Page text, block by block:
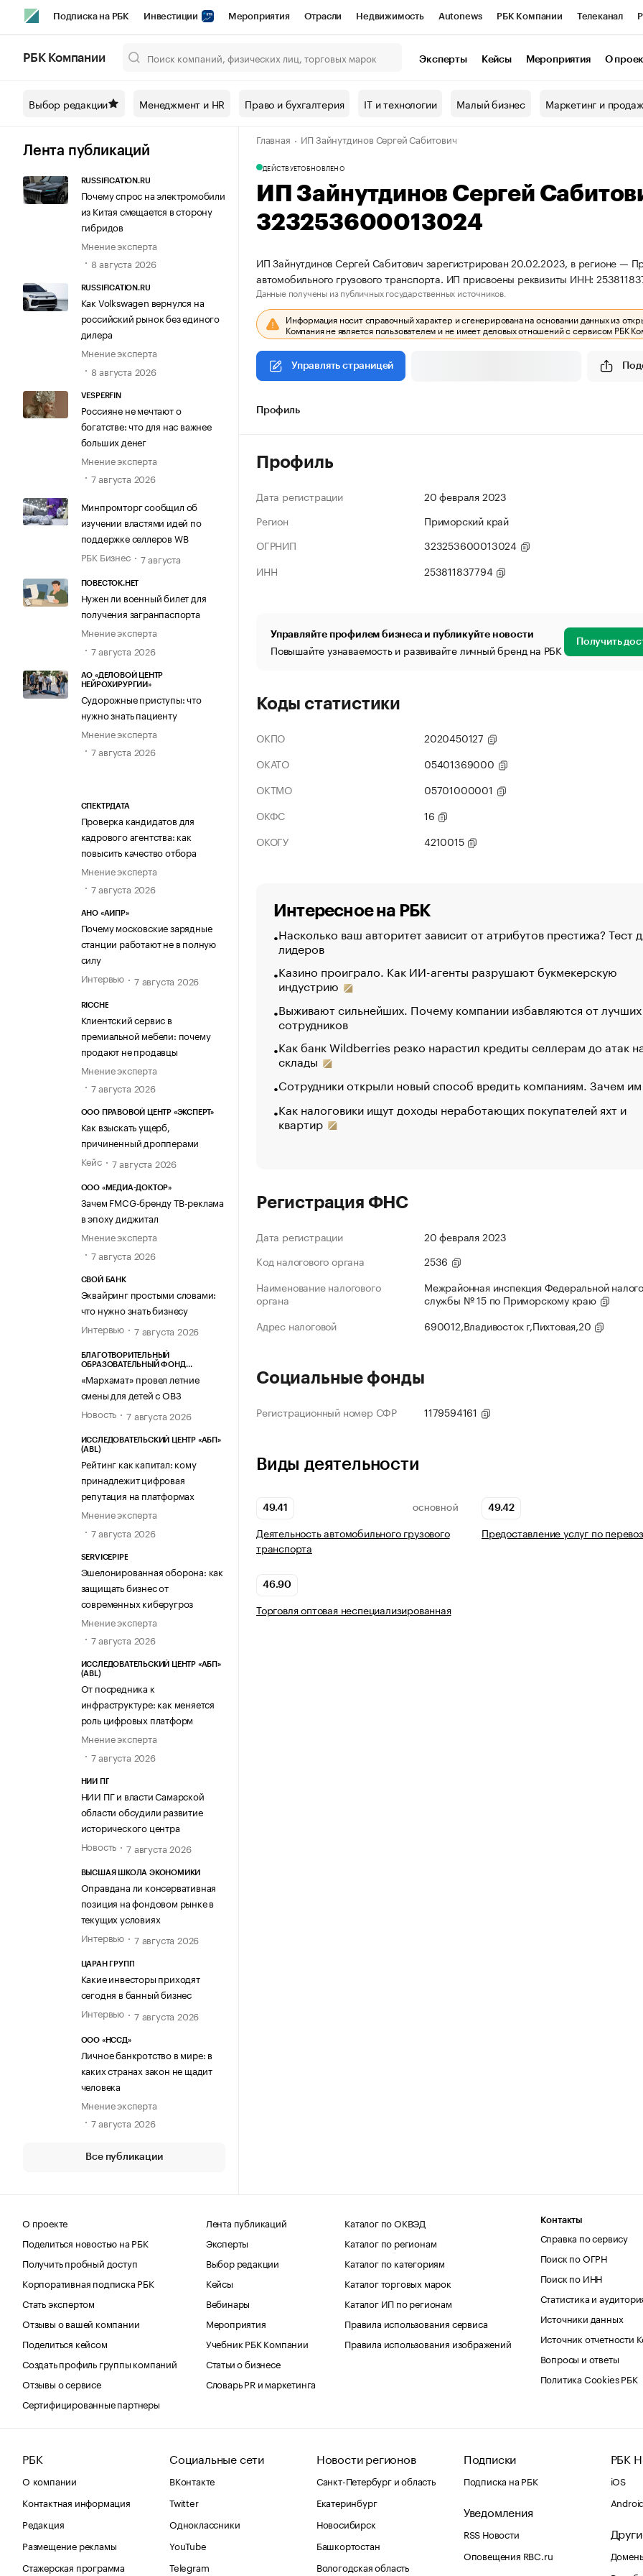
Подписка на РБК Инвестиции Мероприятия Отрасли Недвижимость Autonews РБК Компании Телеканал
Спецпроекты СПб Конференции СПб Спецпроекты Проверка контрагентов
Технологии и медиа Рынок наличной валюты
РБК Компании Эксперты Кейсы Мероприятия О
Выбор редакции Менеджмент и HR Право и бухгалтерия IT и технологии Малый бизнес Маркетинг и
Лента публикаций
RUSSIFICATION.RU
Почему спрос на электромобили
из Китая смещается в сторону
гибридов
Мнение эксперта
8 августа 2026
RUSSIFICATION.RU
Как Volkswagen вернулся на
российский рынок без единого
дилера
Мнение эксперта
8 августа 2026
VESPERFIN
Россияне не мечтают о
богатстве: что для нас важнее
больших денег
Мнение эксперта
7 августа 2026
Минпромторг сообщил об
изучении властями идей по
поддержке селлеров WB
РБК Бизнес
7 августа
ПОВЕСТОК.НЕТ
Нужен ли военный билет для
получения загранпаспорта
Мнение эксперта
7 августа 2026
АО «ДЕЛОВОЙ ЦЕНТР
НЕЙРОХИРУРГИИ»
Судорожные приступы: что
нужно знать пациенту
Мнение эксперта
7 августа 2026
СПЕКТРДАТА
Проверка кандидатов для
кадрового агентства: как
повысить качество отбора
Мнение эксперта
7 августа 2026
АНО «АИПР»
Почему московские зарядные
станции работают не в полную
силу
Интервью
7 августа 2026
RICCHE
Клиентский сервис в
премиальной мебели: почему
продают не продавцы
Мнение эксперта
7 августа 2026
ООО ПРАВОВОЙ ЦЕНТР «ЭКСПЕРТ»
Как взыскать ущерб,
причиненный дропперами
Кейс
7 августа 2026
ООО «МЕДИА-ДОКТОР»
Зачем FMCG-бренду ТВ-реклама
в эпоху диджитал
Мнение эксперта
7 августа 2026
СВОЙ БАНК
Эквайринг простыми словами:
что нужно знать бизнесу
Интервью
7 августа 2026
БЛАГОТВОРИТЕЛЬНЫЙ
ОБРАЗОВАТЕЛЬНЫЙ ФОНД
«Мархамат» провел летние
смены для детей с ОВЗ
Новость
7 августа 2026
ИССЛЕДОВАТЕЛЬСКИЙ ЦЕНТР «АБП»
(ABL)
Рейтинг как капитал: кому
принадлежит цифровая
репутация на платформах
Мнение эксперта
7 августа 2026
SERVICEPIPE
Эшелонированная оборона: как
защищать бизнес от
современных киберугроз
Мнение эксперта
7 августа 2026
ИССЛЕДОВАТЕЛЬСКИЙ ЦЕНТР «АБП»
(ABL)
От посредника к
инфраструктуре: как меняется
роль цифровых платформ
Мнение эксперта
7 августа 2026
НИИ ПГ
НИИ ПГ и власти Самарской
области обсудили развитие
исторического центра
Новость
7 августа 2026
ВЫСШАЯ ШКОЛА ЭКОНОМИКИ
Оправдана ли консервативная
позиция на фондовом рынке в
текущих условиях
Интервью
7 августа 2026
ЦАРАН ГРУПП
Какие инвесторы приходят
сегодня в банный бизнес
Интервью
7 августа 2026
ООО «НССД»
Личное банкротство в мире: в
каких странах закон не щадит
человека
Мнение эксперта
7 августа 2026
Все публикации
Главная ИП Зайнутдинов Сергей Сабитович
ДЕЙСТВУЕТОБНОВЛЕНО
ИП Зайнутдинов Сергей
323253600013024
ИП Зайнутдинов Сергей Сабитович зарегистрирован 20.02.2023, в регионе —
автомобильного грузового транспорта. ИП присвоены реквизиты ИНН:
Данные получены из публичных государственных источников.
Информация носит справочный характер и сгенерирована на основании данных из
Компания не является пользователем и не имеет деловых отношений с сервисом РБК
Управлять страницей
Профиль
Профиль
Дата регистрации
20 февраля 2023
Регион
Приморский край
ОГРНИП
323253600013024
ИНН
253811837794
Управляйте профилем бизнеса и публикуйте новости
Повышайте узнаваемость и развивайте личный бренд на РБК Получить
Коды статистики
ОКПО
2020450127
ОКАТО
05401369000
ОКТМО
05701000001
ОКФС
16
ОКОГУ
4210015
Интересное на РБК
Насколько ваш авторитет зависит от атрибутов престижа? Тест
лидеров
Казино проиграло. Как ИИ-агенты разрушают букмекерскую
индустрию
Выживают сильнейших. Почему компании избавляются от лучших
сотрудников
Как банк Wildberries резко нарастил кредиты селлерам до атак
склады
Сотрудники открыли новый способ вредить компаниям. Зачем
Как налоговики ищут доходы неработающих покупателей яхт и
квартир
Регистрация ФНС
Дата регистрации
20 февраля 2023
Код налогового органа
2536
Наименование налогового
органа
Межрайонная инспекция Федеральной
службы № 15 по Приморскому краю
Адрес налоговой
690012,Владивосток г,Пихтовая,20
Социальные фонды
Регистрационный номер СФР 1179594161
Виды деятельности
49.41 ОСНОВНОЙ
Деятельность автомобильного грузового
транспорта
49.42
Предоставление услуг по
46.90
Торговля оптовая неспециализированная
О проекте
Поделиться новостью на РБК
Получить пробный доступ
Корпоративная подписка РБК
Стать экспертом
Отзывы о вашей компании
Поделиться кейсом
Создать профиль группы компаний
Отзывы о сервисе
Сертифицированные партнеры
Лента публикаций
Эксперты
Выбор редакции
Кейсы
Вебинары
Мероприятия
Учебник РБК Компании
Статьи о бизнесе
Словарь PR и маркетинга
Каталог по ОКВЭД
Каталог по регионам
Каталог по категориям
Каталог торговых марок
Каталог ИП по регионам
Правила использования сервиса
Правила использования изображений
Контакты
Справка по сервису
Поиск по ОГРН
Поиск по ИНН
Статистика и
Источники данных
Источник отчетности
Вопросы и ответы
Политика Cookies РБК
РБК
О компании
Контактная информация
Редакция
Размещение рекламы
Стажерская программа
Социальные сети
ВКонтакте
Twitter
Одноклассники
YouTube
Telegram
Новости регионов
Санкт-Петербург и область
Екатеринбург
Новосибирск
Башкортостан
Вологодская область
Подписки
Подписка на РБК
Уведомления
RSS Новости
Оповещения RBC.ru
РБК
iOS